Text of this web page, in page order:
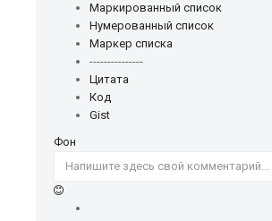
Маркированный список
Нумерованный список
Маркер списка
---------------
Цитата
Код
Gist
Фон